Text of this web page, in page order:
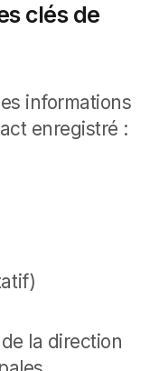
clés de
informations
enregistré :
la direction